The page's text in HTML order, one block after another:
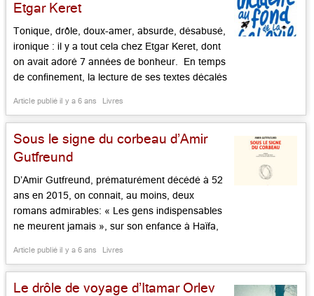
Etgar Keret
Tonique, drôle, doux-amer, absurde, désabusé,
ironique : il y a tout cela chez Etgar Keret, dont
on avait adoré 7 années de bonheur. En temps
de confinement, la lecture de ses textes décalés
nouvelles, de longueur inégale placent le
malaise d’être à la hauteur d’un bel art. Un
homme […]...
Article publié il y a 6 ans Livres
Sous le signe du corbeau d’Amir
Gutfreund
D’Amir Gutfreund, prématurément décédé à 52
ans en 2015, on connait, au moins, deux
romans admirables: « Les gens indispensables
ne meurent jamais », sur son enfance à Haïfa,
Shoah, et « Pour elle, volent les héros »,
l’histoire d’un groupe de jeunes gens, à Haïfa,
tous amoureux de la jolie […]...
Article publié il y a 6 ans Livres
Le drôle de voyage d’Itamar Orlev